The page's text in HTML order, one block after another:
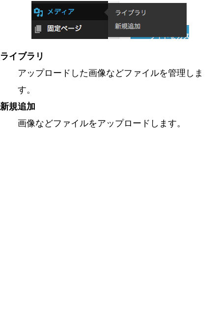
ライブラリ
アップロードした画像などファイルを管理しま
す。
新規追加
画像などファイルをアップロードします。